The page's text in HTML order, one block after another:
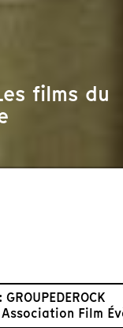
films du
Film